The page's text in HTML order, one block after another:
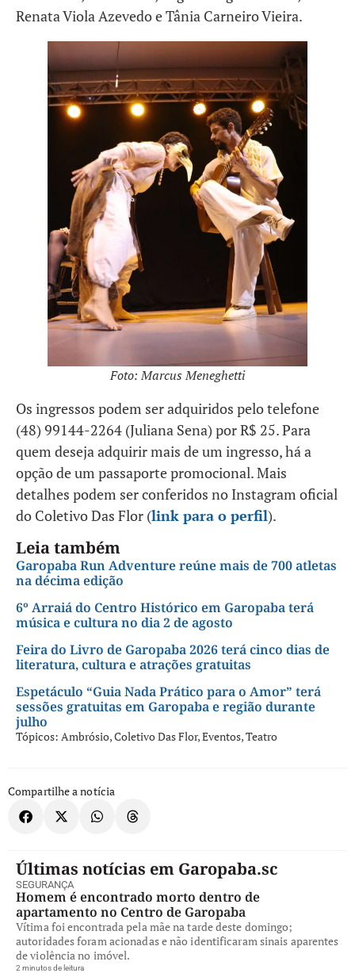
Renata Viola Azevedo e Tânia Carneiro Vieira.
Foto: Marcus Meneghetti
Os ingressos podem ser adquiridos pelo telefone
(48) 99144-2264 (Juliana Sena) por R$ 25. Para
quem deseja adquirir mais de um ingresso, há a
opção de um passaporte promocional. Mais
detalhes podem ser conferidos no Instagram oficial
do Coletivo Das Flor (link para o perfil).
Leia também
Garopaba Run Adventure reúne mais de 700 atletas
na décima edição
6º Arraiá do Centro Histórico em Garopaba terá
música e cultura no dia 2 de agosto
Feira do Livro de Garopaba 2026 terá cinco dias de
literatura, cultura e atrações gratuitas
Espetáculo “Guia Nada Prático para o Amor” terá
sessões gratuitas em Garopaba e região durante
julho
Tópicos: Ambrósio,Coletivo Das Flor,Eventos,Teatro
Compartilhe a notícia
Últimas notícias em Garopaba.sc
SEGURANÇA
Homem é encontrado morto dentro de
apartamento no Centro de Garopaba
Vítima foi encontrada pela mãe na tarde deste domingo;
autoridades foram acionadas e não identificaram sinais aparentes
de violência no imóvel.
2 minutos de leitura